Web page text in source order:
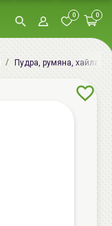
0 0
Пудра, румяна, хайлатер